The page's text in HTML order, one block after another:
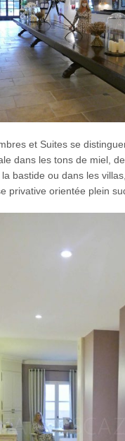
et Suites se
dans les tons de miel,
bastide ou dans les
privative orientée plein